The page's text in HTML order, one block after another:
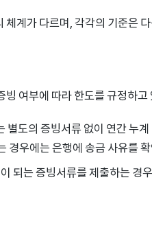
계가 다르며, 각각의 기준은
여부에 따라 한도를 규정하고
별도의 증빙서류 없이 연간 누
경우에는 은행에 송금 사유를
되는 증빙서류를 제출하는 경